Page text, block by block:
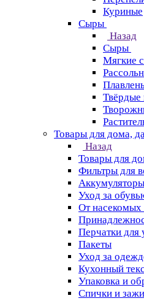
Куриные
Сыры
Назад
Сыры
Мягкие
Твёрдые
Товары для дома,
Назад
Товары для
Фильтры для
Уход за
От насекомых
Перчатки для
Пакеты
Уход за
Кухонный
Упаковка и
Спички и